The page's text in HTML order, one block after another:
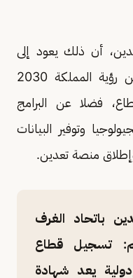
أن ذلك يعود إلى
إصلاحات تشريعية وتنظيمية ضمن رؤية المملكة 2030
فضلا عن البرامج
وتوفير البيانات
وإطلاق منصة تعدين.
باتحاد الغرف
تسجيل قطاع
يعد شهادة